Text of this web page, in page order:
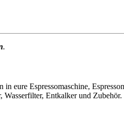
.
eure Espressomaschine,
Entkalker und Zubehör.